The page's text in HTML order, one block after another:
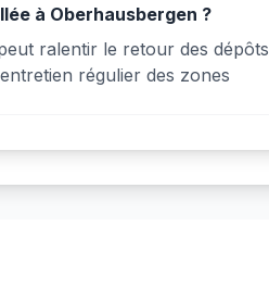
à Oberhausbergen ?
ralentir le retour des dépôts
régulier des zones